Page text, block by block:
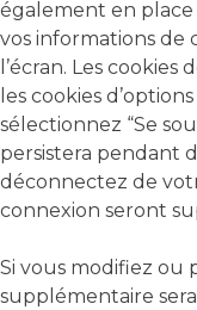
également en
vos informations de
l’écran. Les
les cookies
sélectionnez “Se
persistera pendant
déconnectez de
connexion seront
Si vous modifiez ou
supplémentaire